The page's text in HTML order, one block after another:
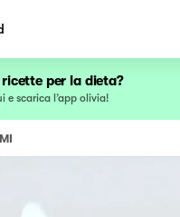
per la dieta?
e scarica l’app olivia!